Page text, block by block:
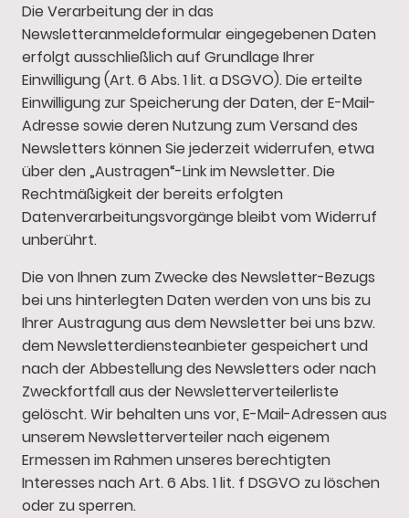
Die Verarbeitung der in das
Newsletteranmeldeformular eingegebenen Daten
erfolgt ausschließlich auf Grundlage Ihrer
Einwilligung (Art. 6 Abs. 1 lit. a DSGVO). Die erteilte
Einwilligung zur Speicherung der Daten, der E-Mail-
Adresse sowie deren Nutzung zum Versand des
Newsletters können Sie jederzeit widerrufen, etwa
über den „Austragen“-Link im Newsletter. Die
Rechtmäßigkeit der bereits erfolgten
Datenverarbeitungsvorgänge bleibt vom Widerruf
unberührt.
Die von Ihnen zum Zwecke des Newsletter-Bezugs
bei uns hinterlegten Daten werden von uns bis zu
Ihrer Austragung aus dem Newsletter bei uns bzw.
dem Newsletterdiensteanbieter gespeichert und
nach der Abbestellung des Newsletters oder nach
Zweckfortfall aus der Newsletterverteilerliste
gelöscht. Wir behalten uns vor, E-Mail-Adressen aus
unserem Newsletterverteiler nach eigenem
Ermessen im Rahmen unseres berechtigten
Interesses nach Art. 6 Abs. 1 lit. f DSGVO zu löschen
oder zu sperren.